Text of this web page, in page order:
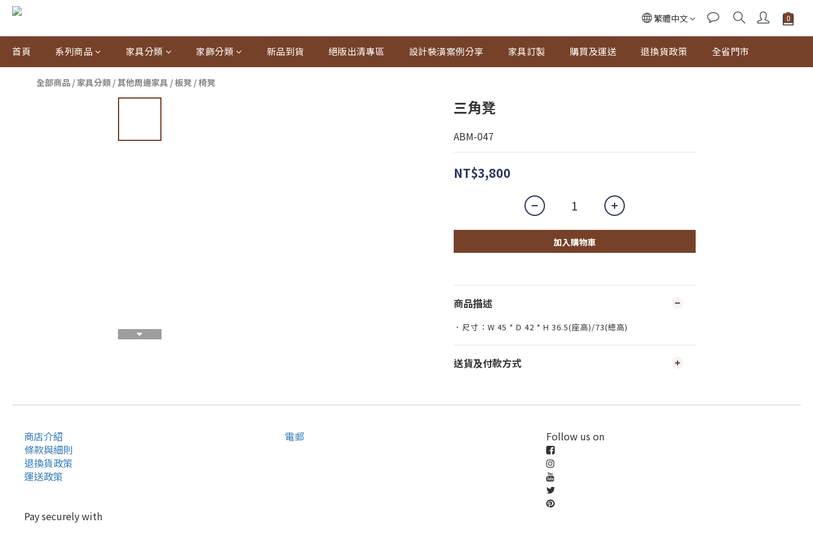
繁體中文
首頁 系列商品 家具分類 家飾分類 新品到貨 絕版出清專區 設計裝潢案例分享 家具訂製 購買及運送 退換貨政策 全省門市
全部商品 / 家具分類 /其他周邊家具 /板凳 / 椅凳
三角凳
ABM-047
NT$3,800
加入購物車
商品描述
．尺寸：W 45 * D 42 * H 36.5(座高)/73(總高)
送貨及付款方式
商店介紹
條款與細則
退換貨政策
運送政策
電郵 Follow us on
Pay securely with